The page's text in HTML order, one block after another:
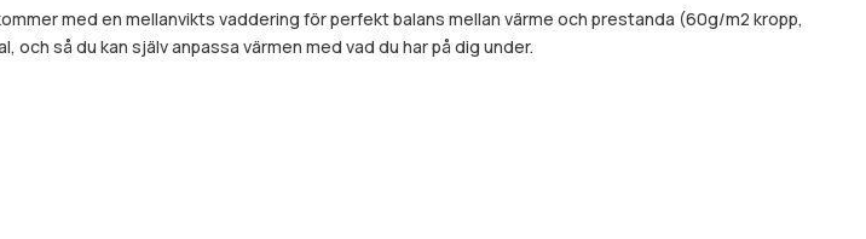
med en mellanvikts vaddering för perfekt balans mellan värme och prestanda (60g/m2 kropp,
så du kan själv anpassa värmen med vad du har på dig under.